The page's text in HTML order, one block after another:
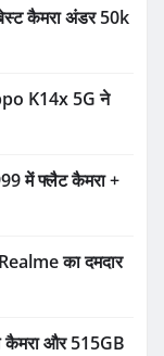
कैमरा अंडर 50k
K14x 5G ने
में फ्लैट कैमरा +
का दमदार
और 515GB